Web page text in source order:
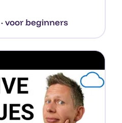
voor beginners